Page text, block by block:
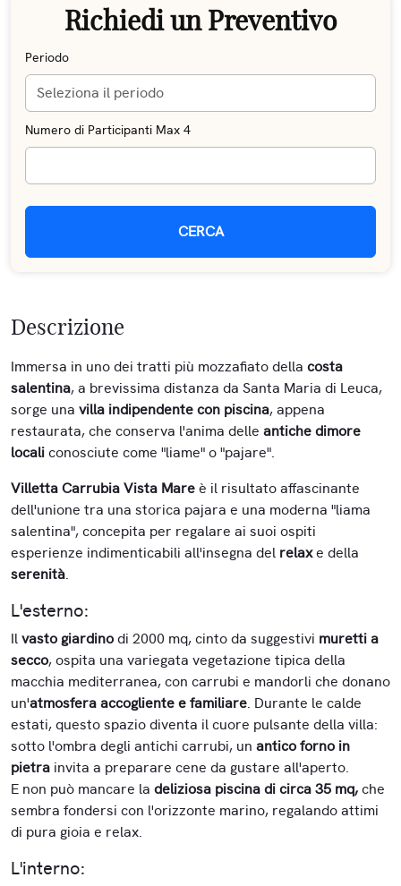
Richiedi un Preventivo
Periodo
Numero di Participanti Max 4
CERCA
Descrizione
Immersa in uno dei tratti più mozzafiato della costa
salentina, a brevissima distanza da Santa Maria di Leuca,
sorge una villa indipendente con piscina, appena
restaurata, che conserva l'anima delle antiche dimore
localiconosciute come "liame" o "pajare".
Villetta Carrubia Vista Mareè il risultato affascinante
dell'unione tra una storica pajara e una moderna "liama
salentina", concepita per regalare ai suoi ospiti
esperienze indimenticabili all'insegna del relaxe della
serenità.
L'esterno:
Ilvasto giardinodi 2000 mq, cinto da suggestivi muretti a
secco, ospita una variegata vegetazione tipica della
macchia mediterranea, con carrubi e mandorli che donano
un'atmosfera accogliente e familiare. Durante le calde
estati, questo spazio diventa il cuore pulsante della villa:
sotto l'ombra degli antichi carrubi, un antico forno in
pietra invita a preparare cene da gustare all'aperto.
E non può mancare la deliziosa piscina di circa 35 mq,che
sembra fondersi con l'orizzonte marino, regalando attimi
di pura gioia e relax.
L'interno: